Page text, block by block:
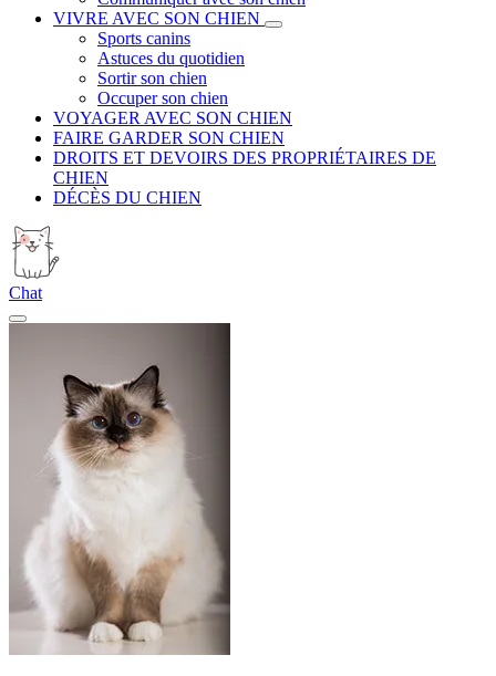
VIVRE AVEC SON CHIEN
Sports canins
Astuces du quotidien
Sortir son chien
Occuper son chien
VOYAGER AVEC SON CHIEN
FAIRE GARDER SON CHIEN
DROITS ET DEVOIRS DES PROPRIÉTAIRES DE
CHIEN
DÉCÈS DU CHIEN
Chat